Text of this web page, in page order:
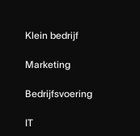
Klein bedrijf
Marketing
Bedrijfsvoering
IT